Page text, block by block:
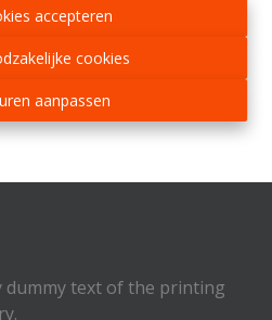
accepteren
cookies
aanpassen
text of the printing
dummy text of the printing